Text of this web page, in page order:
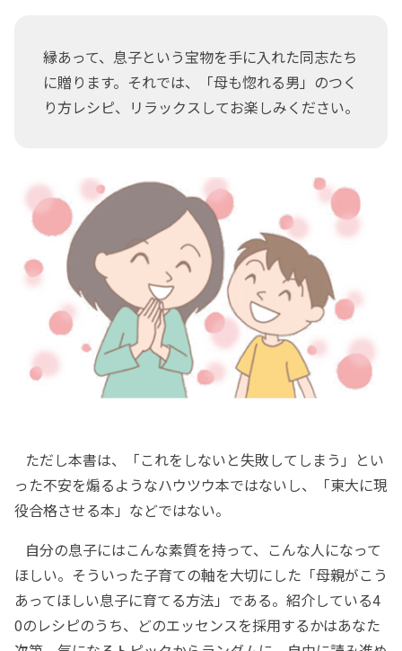
縁あって、息子という宝物を手に入れた同志たち
に贈ります。それでは、「母も惚れる男」のつく
り方レシピ、リラックスしてお楽しみください。
ただし本書は、「これをしないと失敗してしまう」とい
った不安を煽るようなハウツウ本ではないし、「東大に現
役合格させる本」などではない。
自分の息子にはこんな素質を持って、こんな人になって
ほしい。そういった子育ての軸を大切にした「母親がこう
あってほしい息子に育てる方法」である。紹介している4
0のレシピのうち、どのエッセンスを採用するかはあなた